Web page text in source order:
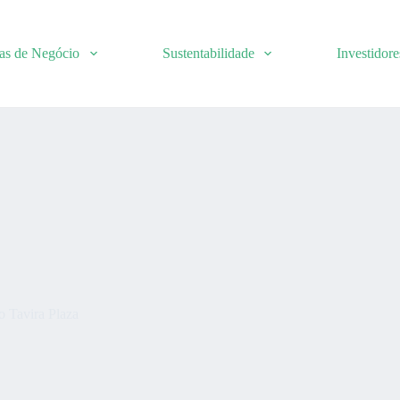
de Negócio Sustentabilidade